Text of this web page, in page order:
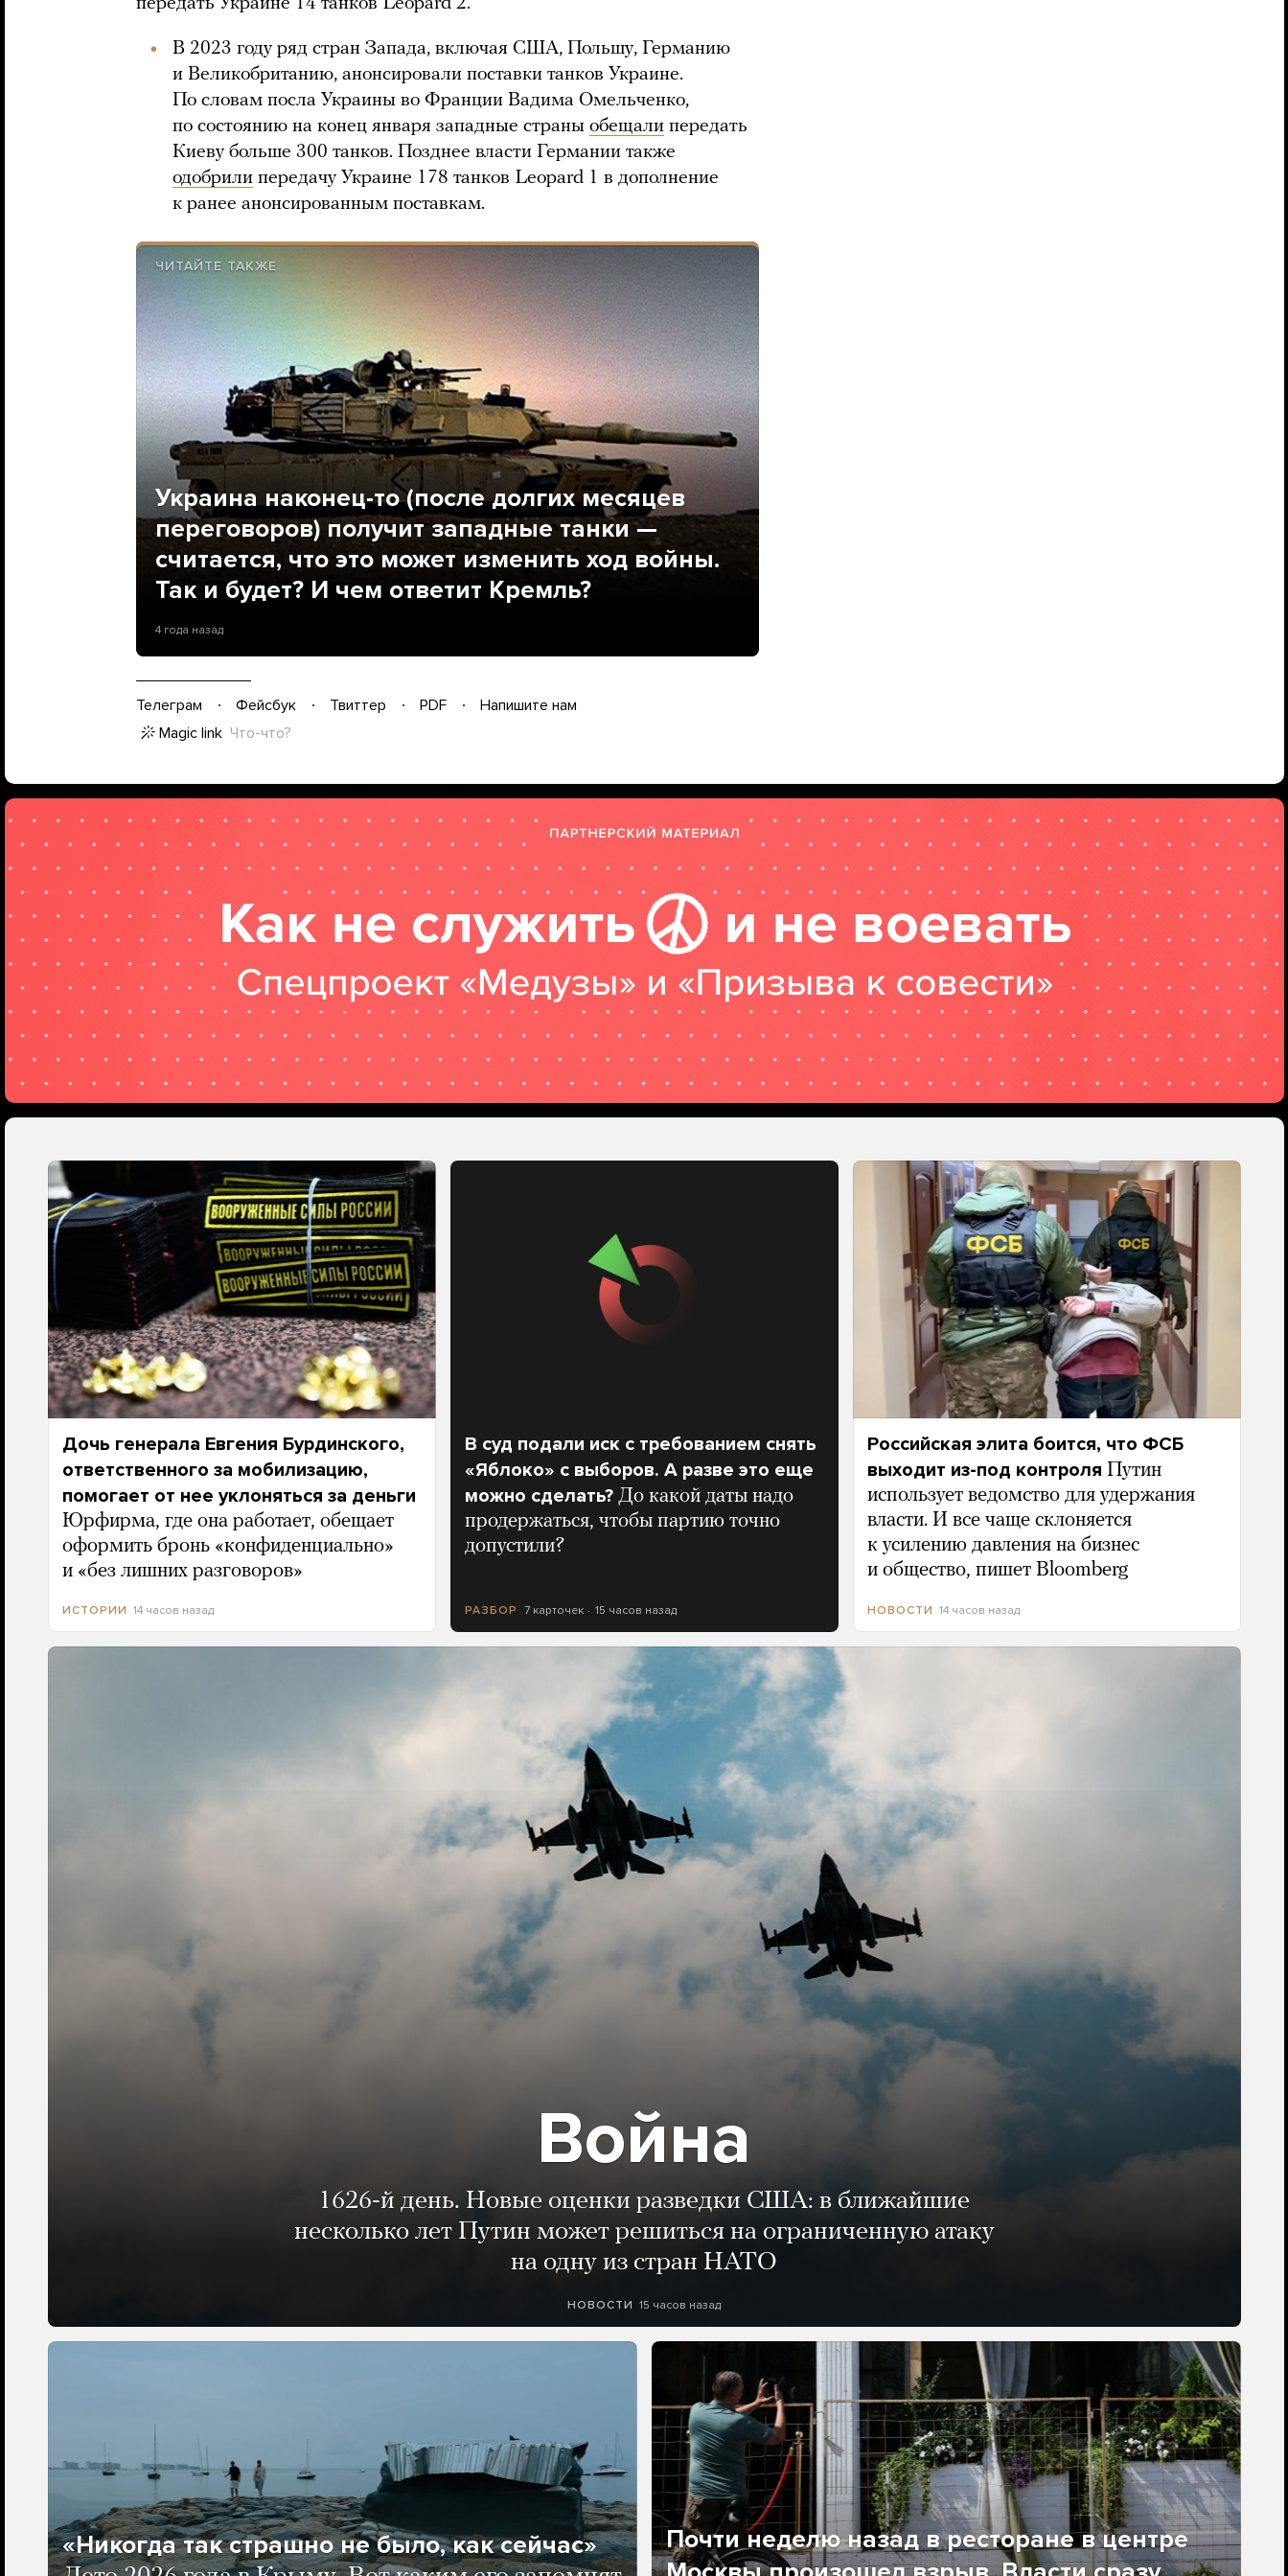
передать Украине 14 танков Leopard 2.
В 2023 году ряд стран Запада, включая США, Польшу, Германию
и Великобританию, анонсировали поставки танков Украине.
По словам посла Украины во Франции Вадима Омельченко,
по состоянию на конец января западные страны обещали передать
Киеву больше 300 танков. Позднее власти Германии также
одобрили передачу Украине 178 танков Leopard 1 в дополнение
к ранее анонсированным поставкам.
ЧИТАЙТЕ ТАКЖЕ
Украина наконец-то (после долгих месяцев
переговоров) получит западные танки —
считается, что это может изменить ход войны.
Так и будет? И чем ответит Кремль?
4 года назад
Телеграм Фейсбук Твиттер PDF
Напишите нам
Magic link Что-что?
Дочь генерала Евгения Бурдинского,
ответственного за мобилизацию,
помогает от нее уклоняться за деньги
Юрфирма, где она работает, обещает
оформить бронь «конфиденциально»
и «без лишних разговоров»
ИСТОРИИ 14 часов назад
В суд подали иск с требованием снять
«Яблоко» с выборов. А разве это еще
можно сделать? До какой даты надо
продержаться, чтобы партию точно
допустили?
РАЗБОР 7 карточек 15 часов назад
Российская элита боится, что ФСБ
выходит из-под контроля Путин
использует ведомство для удержания
власти. И все чаще склоняется
к усилению давления на бизнес
и общество, пишет Bloomberg
НОВОСТИ 14 часов назад
Война
1626-й день. Новые оценки разведки США: в ближайшие
несколько лет Путин может решиться на ограниченную атаку
на одну из стран НАТО
НОВОСТИ 15 часов назад
«Никогда так страшно не было, как сейчас»
Почти неделю назад в ресторане в центре